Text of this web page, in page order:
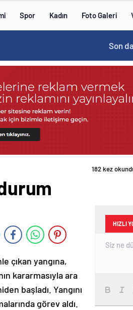
Spor Kadın Foto Galeri
Son
182 kez
çıkan yangına,
kararmasıyla ara
başladı. Yangını
görev aldı.
HIZLI